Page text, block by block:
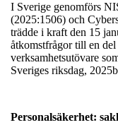
I Sverige genomförs
(2025:1506) och
trädde i kraft den 15
åtkomstfrågor till en
verksamhetsutövare
Sveriges riksdag,
Personalsäkerhet: